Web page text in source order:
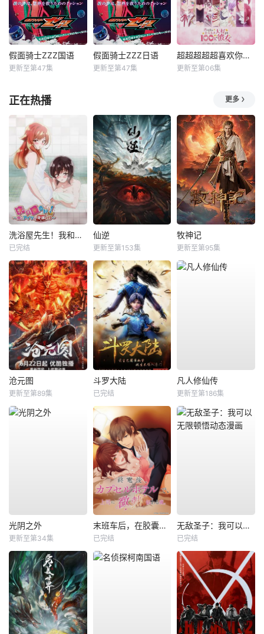
假面骑士ZZZ国语
更新至第47集
假面骑士ZZZ日语
更新至第47集
超超超超超喜欢你的100个女朋友第三季
更新至第06集
正在热播 更多
洗浴屋先生！我和那家伙在女浴池！？
已完结
仙逆
更新至第153集
牧神记
更新至第95集
沧元图
更新至第89集
斗罗大陆
已完结
凡人修仙传
更新至第186集
光阴之外
更新至第34集
末班车后，在胶囊旅馆向上司传递微热的夜晚
已完结
无敌圣子：我可以无限顿悟动态漫画
已完结